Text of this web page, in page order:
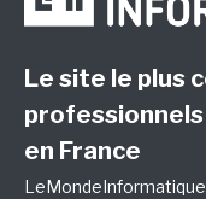
Le site le plus
professionnels
en France